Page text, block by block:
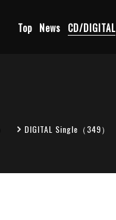
Top News CD/DIGITAL
DIGITAL Single（349）